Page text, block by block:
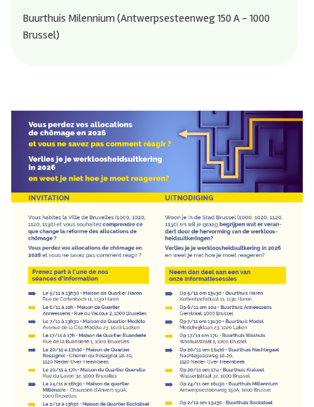
Buurthuis Milennium (Antwerpsesteenweg 150 A - 1000
Brussel)